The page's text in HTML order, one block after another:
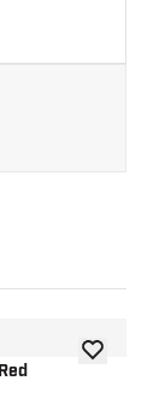
añadir a